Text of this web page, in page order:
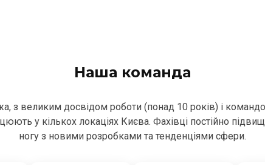
Наша команда
з великим досвідом роботи (понад 10 років) і
у кількох локаціях Києва. Фахівці постійно
ногу з новими розробками та тенденціями сфери.